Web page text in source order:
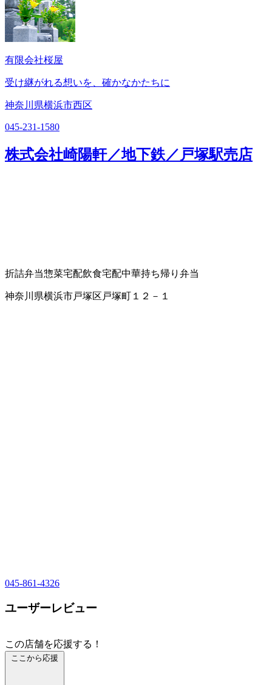
有限会社桜屋
受け継がれる想いを、確かなかたちに
神奈川県横浜市西区
045-231-1580
株式会社崎陽軒／地下鉄／戸塚駅売店
折詰弁当惣菜宅配飲食宅配中華持ち帰り弁当
神奈川県横浜市戸塚区戸塚町１２－１
045-861-4326
ユーザーレビュー
この店舗を応援する！
ここから応援